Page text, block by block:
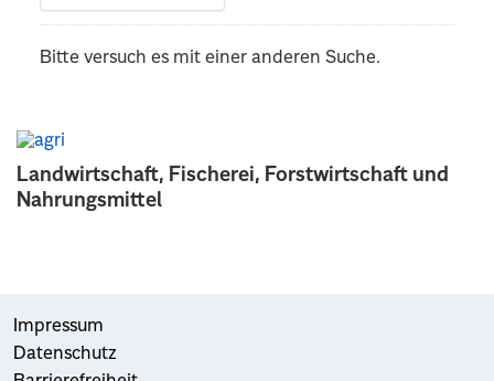
Landwirtschaft, Fischerei, Forstwirtschaft und
Nahrungsmittel
Bitte versuch es mit einer anderen Suche.
Impressum
Datenschutz